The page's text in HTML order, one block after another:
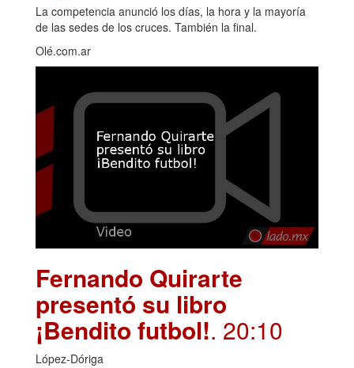
La competencia anunció los días, la hora y la mayoría
de las sedes de los cruces. También la final.
Olé.com.ar
Fernando Quirarte
presentó su libro
¡Bendito futbol!. 20:10
López-Dóriga